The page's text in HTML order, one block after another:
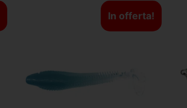
In offerta!